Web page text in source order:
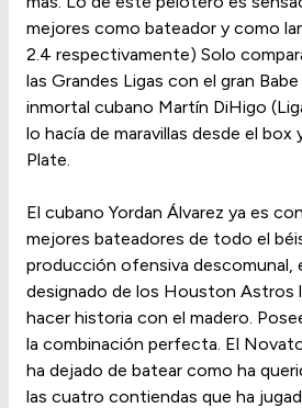
mejores como bateador y como
2.4 respectivamente) Solo
las Grandes Ligas con el gran
inmortal cubano Martín DiHigo
lo hacía de maravillas desde el box
Plate.
El cubano Yordan Álvarez ya es
mejores bateadores de todo el
producción ofensiva descomunal,
designado de los Houston Astros
hacer historia con el madero.
la combinación perfecta. El
ha dejado de batear como ha
las cuatro contiendas que ha